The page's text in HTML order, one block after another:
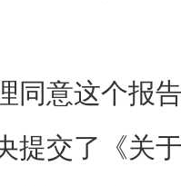
同意这个报
提交了《关